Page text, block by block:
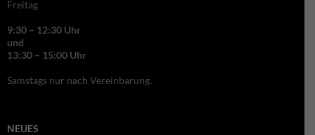
Freitag
9:30 – 12:30 Uhr
und
13:30 – 15:00 Uhr
Samstags nur nach Vereinbarung.
NEUES